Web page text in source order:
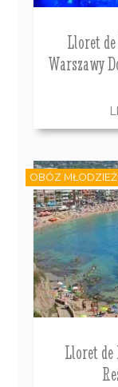
Lloret
Warszawy
Lloret de
OBÓZ